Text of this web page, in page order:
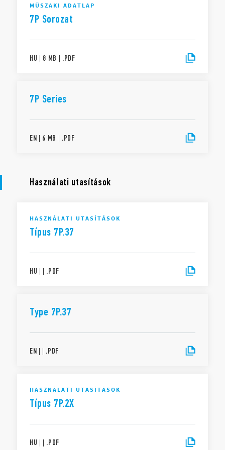
MŰSZAKI ADATLAP
7P Sorozat
HU | 8 MB | .PDF
7P Series
EN | 6 MB | .PDF
Használati utasítások
HASZNÁLATI UTASÍTÁSOK
Típus 7P.37
HU | | .PDF
Type 7P.37
EN | | .PDF
HASZNÁLATI UTASÍTÁSOK
Típus 7P.2X
HU | | .PDF